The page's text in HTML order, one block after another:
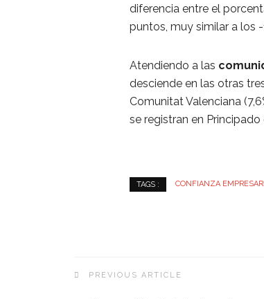
diferencia entre el
puntos, muy similar a los
Atendiendo a las
desciende en las otras
Comunitat Valenciana
se registran en Principado
TAGS : CONFIANZA
PREVIOUS ARTICLE